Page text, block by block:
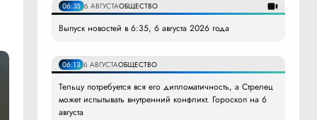
06:35 6 АВГУСТАОБЩЕСТВО
Выпуск новостей в 6:35, 6 августа 2026 года
06:13 6 АВГУСТАОБЩЕСТВО
Тельцу потребуется вся его дипломатичность, а Стрелец
может испытывать внутренний конфликт. Гороскоп на 6
августа